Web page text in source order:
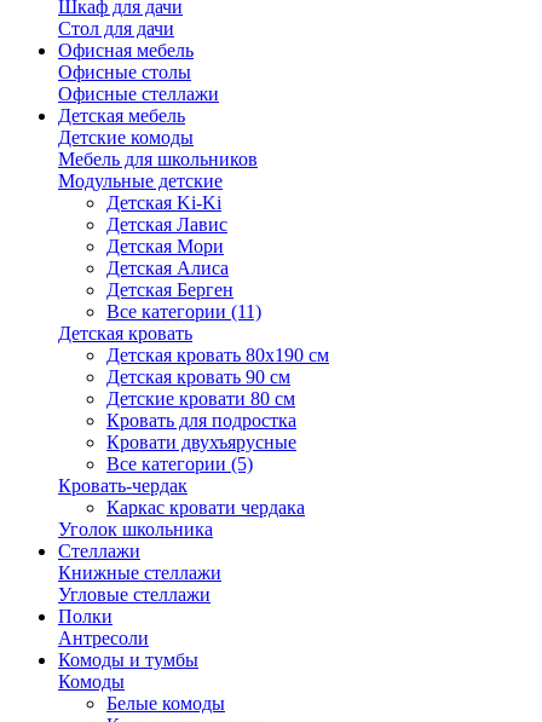
Шкаф для дачи
Стол для дачи
Офисная мебель
Офисные столы
Офисные стеллажи
Детская мебель
Детские комоды
Мебель для школьников
Модульные детские
Детская Ki-Ki
Детская Лавис
Детская Мори
Детская Алиса
Детская Берген
Все категории (11)
Детская кровать
Детская кровать 80х190 см
Детская кровать 90 см
Детские кровати 80 см
Кровать для подростка
Кровати двухъярусные
Все категории (5)
Кровать-чердак
Каркас кровати чердака
Уголок школьника
Стеллажи
Книжные стеллажи
Угловые стеллажи
Полки
Антресоли
Комоды и тумбы
Комоды
Белые комоды